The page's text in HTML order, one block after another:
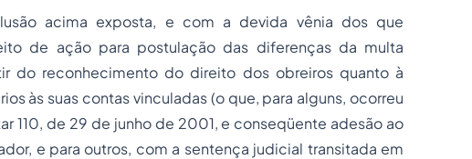
acima exposta, e com a devida vênia dos que
de ação para postulação das diferenças da multa
do reconhecimento do direito dos obreiros quanto à
às suas contas vinculadas (o que, para alguns, ocorreu
110, de 29 de junho de 2001, e conseqüente adesão ao
e para outros, com a sentença judicial transitada em